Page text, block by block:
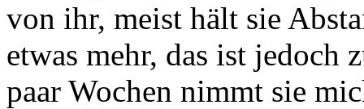
von ihr, meist hält sie
etwas mehr, das ist
paar Wochen nimmt sie